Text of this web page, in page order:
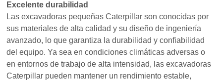
Excelente durabilidad
Las excavadoras pequeñas Caterpillar son conocidas por
sus materiales de alta calidad y su diseño de ingeniería
avanzado, lo que garantiza la durabilidad y confiabilidad
del equipo. Ya sea en condiciones climáticas adversas o
en entornos de trabajo de alta intensidad, las excavadoras
Caterpillar pueden mantener un rendimiento estable,